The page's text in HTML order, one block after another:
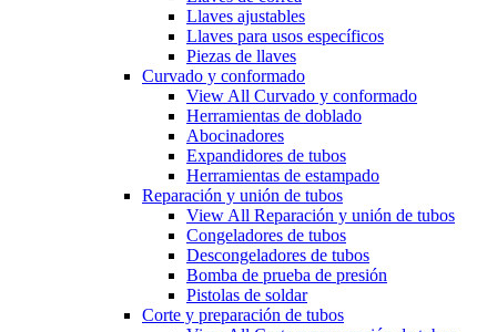
Llaves ajustables
Llaves para usos específicos
Piezas de llaves
Curvado y conformado
View All Curvado y conformado
Herramientas de doblado
Abocinadores
Expandidores de tubos
Herramientas de estampado
Reparación y unión de tubos
View All Reparación y unión de tubos
Congeladores de tubos
Descongeladores de tubos
Bomba de prueba de presión
Pistolas de soldar
Corte y preparación de tubos